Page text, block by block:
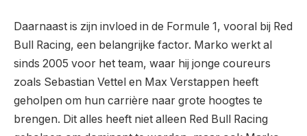
Daarnaast is zijn invloed in de Formule 1, vooral bij Red
Bull Racing, een belangrijke factor. Marko werkt al
sinds 2005 voor het team, waar hij jonge coureurs
zoals Sebastian Vettel en Max Verstappen heeft
geholpen om hun carrière naar grote hoogtes te
brengen. Dit alles heeft niet alleen Red Bull Racing